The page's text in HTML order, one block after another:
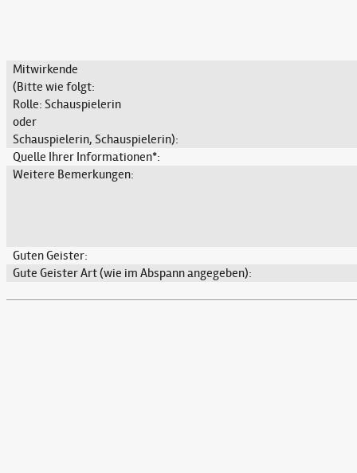
Mitwirkende
(Bitte wie folgt:
Rolle: Schauspielerin
oder
Schauspielerin, Schauspielerin):
Quelle Ihrer Informationen*:
Weitere Bemerkungen:
Guten Geister:
Gute Geister Art (wie im Abspann angegeben):